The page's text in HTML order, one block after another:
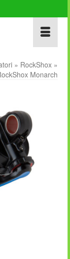
» RockShox »
Monarch